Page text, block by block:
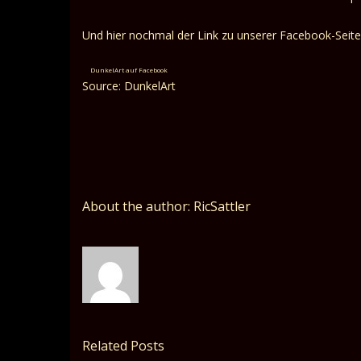
Und hier nochmal der Link zu unserer Facebook-
DunkelArt auf Facebook
Source: DunkelArt
About the author: RicSattler
Related Posts